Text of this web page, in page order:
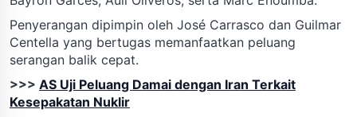
Penyerangan dipimpin oleh José Carrasco dan Guilmar
Centella yang bertugas memanfaatkan peluang
serangan balik cepat.
>>> AS Uji Peluang Damai dengan Iran Terkait
Kesepakatan Nuklir